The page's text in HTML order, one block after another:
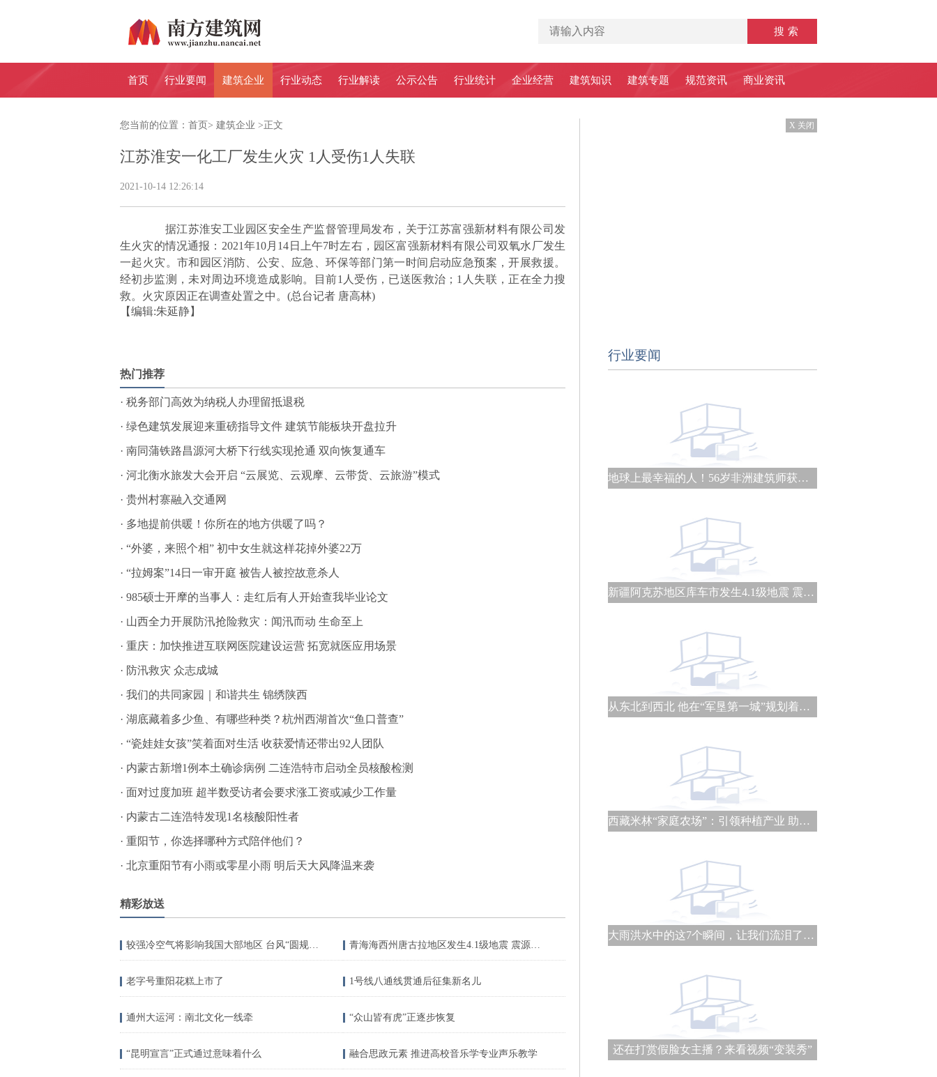
首页 行业要闻 建筑企业 行业动态 行业解读 公示公告 行业统计 企业经营 建筑知识 建筑专题 规范资讯 商业资讯
您当前的位置： 首页 > 建筑企业 > 正文
江苏淮安一化工厂发生火灾 1人受伤1人失联
2021-10-14 12:26:14
据江苏淮安工业园区安全生产监督管理局发布，关于江苏富强新材料有限公司发
生火灾的情况通报：2021年10月14日上午7时左右，园区富强新材料有限公司双氧水厂发生
一起火灾。市和园区消防、公安、应急、环保等部门第一时间启动应急预案，开展救援。
经初步监测，未对周边环境造成影响。目前1人受伤，已送医救治；1人失联，正在全力搜
救。火灾原因正在调查处置之中。(总台记者 唐高林)
【编辑:朱延静】
热门推荐
· 税务部门高效为纳税人办理留抵退税
· 绿色建筑发展迎来重磅指导文件 建筑节能板块开盘拉升
· 南同蒲铁路昌源河大桥下行线实现抢通 双向恢复通车
· 河北衡水旅发大会开启 “云展览、云观摩、云带货、云旅游”模式
· 贵州村寨融入交通网
· 多地提前供暖！你所在的地方供暖了吗？
· “外婆，来照个相” 初中女生就这样花掉外婆22万
· “拉姆案”14日一审开庭 被告人被控故意杀人
· 985硕士开摩的当事人：走红后有人开始查我毕业论文
· 山西全力开展防汛抢险救灾：闻汛而动 生命至上
· 重庆：加快推进互联网医院建设运营 拓宽就医应用场景
· 防汛救灾 众志成城
· 我们的共同家园｜和谐共生 锦绣陕西
· 湖底藏着多少鱼、有哪些种类？杭州西湖首次“鱼口普查”
· “瓷娃娃女孩”笑着面对生活 收获爱情还带出92人团队
· 内蒙古新增1例本土确诊病例 二连浩特市启动全员核酸检测
· 面对过度加班 超半数受访者会要求涨工资或减少工作量
· 内蒙古二连浩特发现1名核酸阳性者
· 重阳节，你选择哪种方式陪伴他们？
· 北京重阳节有小雨或零星小雨 明后天大风降温来袭
精彩放送
较强冷空气将影响我国大部地区 台风“圆规”减弱西移 青海海西州唐古拉地区发生4.1级地震 震源深度10千米
老字号重阳花糕上市了 1号线八通线贯通后征集新名儿
通州大运河：南北文化一线牵 “众山皆有虎”正逐步恢复
“昆明宣言”正式通过意味着什么 融合思政元素 推进高校音乐学专业声乐教学
X 关闭
行业要闻
地球上最幸福的人！56岁非洲建筑师获普利兹克建筑奖
新疆阿克苏地区库车市发生4.1级地震 震源深度21千米
从东北到西北 他在“军垦第一城”规划着城建未来
西藏米林“家庭农场”：引领种植产业 助力乡村振兴
大雨洪水中的这7个瞬间，让我们流泪了……
还在打赏假脸女主播？来看视频“变装秀”